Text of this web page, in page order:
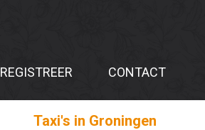
REGISTREER CONTACT
Taxi's in Groningen